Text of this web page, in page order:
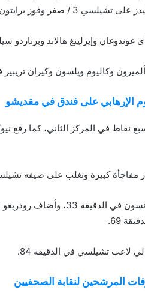
برايتون على ويستهام 2 / صفر.
وإيرلينغ هالاند وبرناردو سيلفا
وكاليوم ويلسون وكيران تريبير في
الإرهابي على فندق في مقديشو
نقاط في المركز الثاني، كما رفع
كبيرة وتغلب على ضيفه تشيلسي 3 /
69.
لاعب تشيلسي في الدقيقة 84.
المرشحين لنقابة الصحفيين